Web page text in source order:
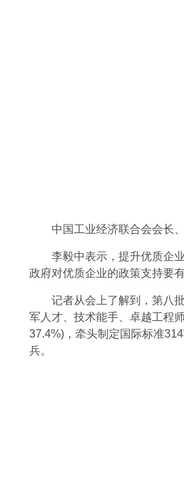
中国工业经济联合会会长、
李毅中表示，提升优质企业
政府对优质企业的政策支持要有
记者从会上了解到，第八批
军人才、技术能手、卓越工程
37.4%)，牵头制定国际标准
兵。